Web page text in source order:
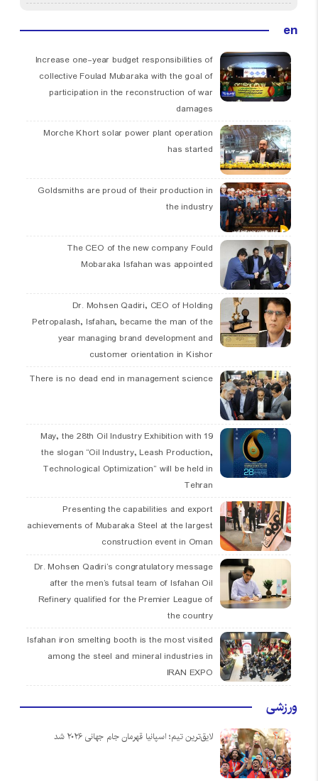
en
Increase one-year budget responsibilities of
collective Foulad Mubaraka with the goal of
participation in the reconstruction of war
damages
Morche Khort solar power plant operation
has started
Goldsmiths are proud of their production in
the industry
The CEO of the new company Fould
Mobaraka Isfahan was appointed
Dr. Mohsen Qadiri, CEO of Holding
Petropalash, Isfahan, became the man of the
year managing brand development and
customer orientation in Kishor
There is no dead end in management science
19 May, the 28th Oil Industry Exhibition with
the slogan “Oil Industry, Leash Production,
Technological Optimization” will be held in
Tehran
Presenting the capabilities and export
achievements of Mubaraka Steel at the largest
construction event in Oman
Dr. Mohsen Qadiri’s congratulatory message
after the men’s futsal team of Isfahan Oil
Refinery qualified for the Premier League of
the country
Isfahan iron smelting booth is the most visited
among the steel and mineral industries in
IRAN EXPO
ورزشی
لایق‌ترین تیم؛ اسپانیا قهرمان جام جهانی ۲۰۲۶ شد